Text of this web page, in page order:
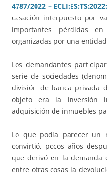
4787/2022 –
casación interpuesto por
importantes pérdidas
organizadas por una
Los demandantes
serie de sociedades
división de banca privada
objeto era la inversión
adquisición de inmuebles
Lo que podía parecer un
convirtió, pocos años
que derivó en la demanda
entre otras cosas la